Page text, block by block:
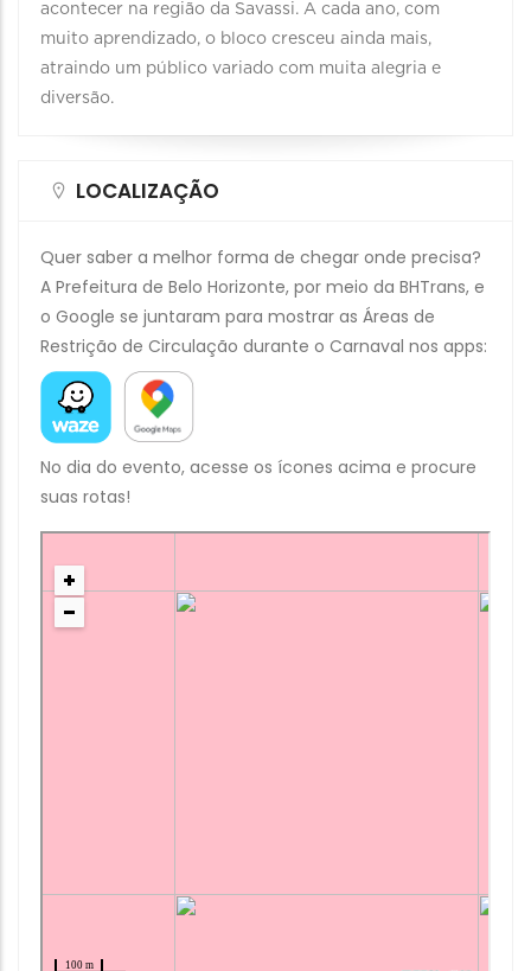
acontecer na região da Savassi. A cada ano, com
muito aprendizado, o bloco cresceu ainda mais,
atraindo um público variado com muita alegria e
diversão.
LOCALIZAÇÃO
Quer saber a melhor forma de chegar onde precisa?
A Prefeitura de Belo Horizonte, por meio da BHTrans, e
o Google se juntaram para mostrar as Áreas de
Restrição de Circulação durante o Carnaval nos apps:
No dia do evento, acesse os ícones acima e procure
suas rotas!